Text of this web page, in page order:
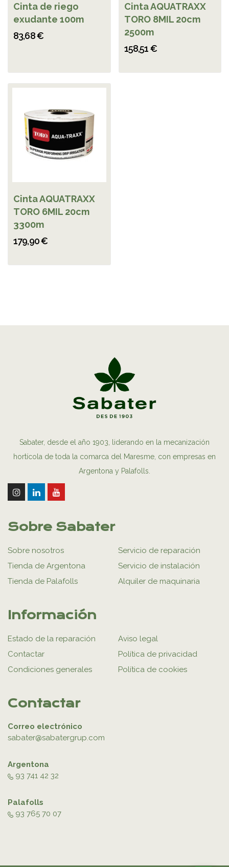
Cinta de riego
exudante 100m
83,68 €
Cinta AQUATRAXX
TORO 8MIL 20cm
2500m
158,51 €
Cinta AQUATRAXX
TORO 6MIL 20cm
3300m
179,90 €
Sabater, desde el año 1903, liderando en la mecanización
hortícola de toda la comarca del Maresme, con empresas en
Argentona y Palafolls.
Sobre Sabater
Sobre nosotros
Tienda de Argentona
Tienda de Palafolls
Servicio de reparación
Servicio de instalación
Alquiler de maquinaria
Información
Estado de la reparación
Contactar
Condiciones generales
Aviso legal
Política de privacidad
Política de cookies
Contactar
Correo electrónico
sabater@sabatergrup.com
Argentona
93 741 42 32
Palafolls
93 765 70 07